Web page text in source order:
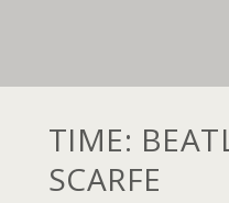
TIME:
SCARFE